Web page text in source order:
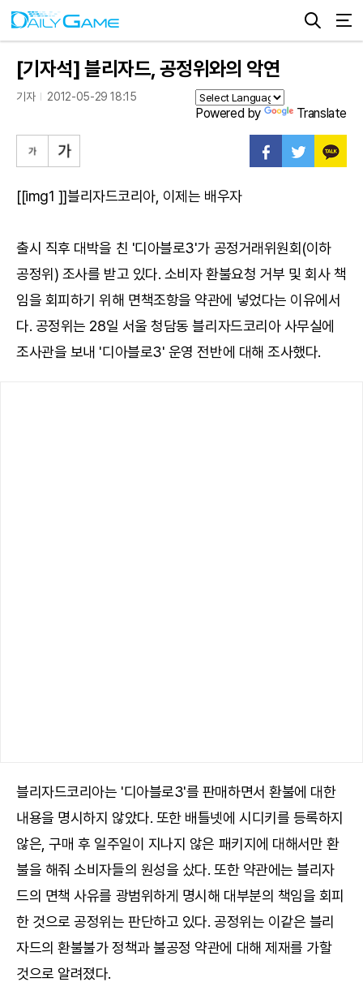
[기자석] 블리자드, 공정위와의 악연
기자 2012-05-29 18:15
Powered by Translate
[[img1 ]]블리자드코리아, 이제는 배우자
출시 직후 대박을 친 '디아블로3'가 공정거래위원회(이하
공정위) 조사를 받고 있다. 소비자 환불요청 거부 및 회사 책
임을 회피하기 위해 면책조항을 약관에 넣었다는 이유에서
다. 공정위는 28일 서울 청담동 블리자드코리아 사무실에
조사관을 보내 '디아블로3' 운영 전반에 대해 조사했다.
블리자드코리아는 '디아블로3'를 판매하면서 환불에 대한
내용을 명시하지 않았다. 또한 배틀넷에 시디키를 등록하지
않은, 구매 후 일주일이 지나지 않은 패키지에 대해서만 환
불을 해줘 소비자들의 원성을 샀다. 또한 약관에는 블리자
드의 면책 사유를 광범위하게 명시해 대부분의 책임을 회피
한 것으로 공정위는 판단하고 있다. 공정위는 이같은 블리
자드의 환불불가 정책과 불공정 약관에 대해 제재를 가할
것으로 알려졌다.